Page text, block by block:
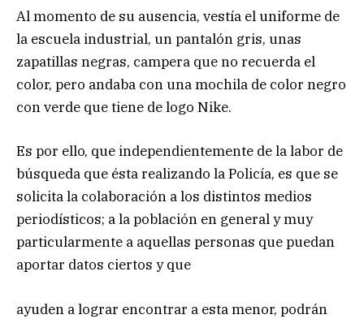
Al momento de su ausencia, vestía el uniforme de
la escuela industrial, un pantalón gris, unas
zapatillas negras, campera que no recuerda el
color, pero andaba con una mochila de color negro
con verde que tiene de logo Nike.
Es por ello, que independientemente de la labor de
búsqueda que ésta realizando la Policía, es que se
solicita la colaboración a los distintos medios
periodísticos; a la población en general y muy
particularmente a aquellas personas que puedan
aportar datos ciertos y que
ayuden a lograr encontrar a esta menor, podrán